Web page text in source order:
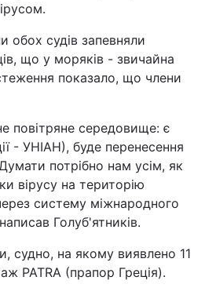
обох судів запевняли
що у моряків - звичайна
показало, що члени
повітряне середовище: є
- УНІАН), буде перенесення
потрібно нам усім, як
вірусу на територію
систему міжнародного
Голуб'ятників.
судно, на якому виявлено 11
PATRA (прапор Греція).